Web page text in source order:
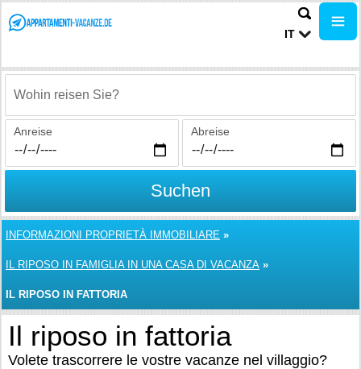
IT
Wohin reisen Sie?
Anreise Abreise
Suchen
INFORMAZIONI PROPRIETÀ IMMOBILIARE »
IL RIPOSO IN FAMIGLIA IN UNA CASA DI VACANZA »
IL RIPOSO IN FATTORIA
Il riposo in fattoria
Volete trascorrere le vostre vacanze nel villaggio?